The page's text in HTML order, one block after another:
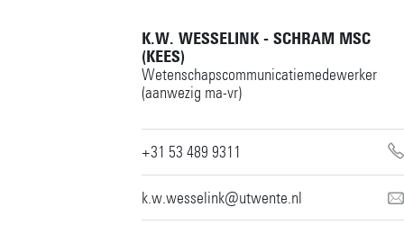
K.W. WESSELINK - SCHRAM MSC
(KEES)
Wetenschapscommunicatiemedewerker
(aanwezig ma-vr)
+31 53 489 9311
k.w.wesselink@utwente.nl